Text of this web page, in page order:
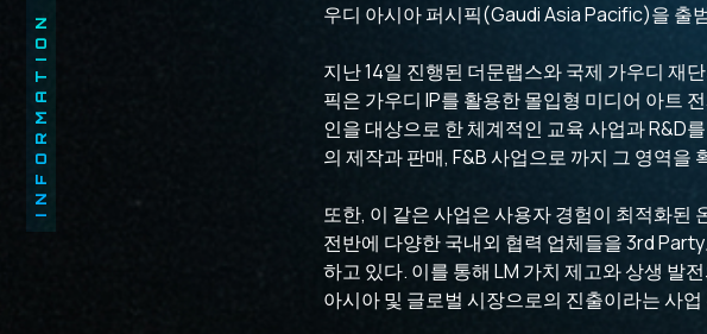
INFORMATION
우디 아시아 퍼시픽(Gaudi Asia Pacific)을 출
지난 14일 진행된 더문랩스와 국제 가우디 재
픽은 가우디 IP를 활용한 몰입형 미디어 아트
인을 대상으로 한 체계적인 교육 사업과 R&D
의 제작과 판매, F&B 사업으로 까지 그 영역을
또한, 이 같은 사업은 사용자 경험이 최적화된
전반에 다양한 국내외 협력 업체들을 3rd
하고 있다. 이를 통해 LM 가치 제고와 상생 발
아시아 및 글로벌 시장으로의 진출이라는 사